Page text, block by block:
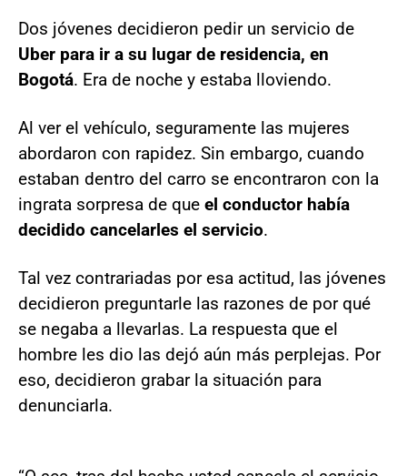
Dos jóvenes decidieron pedir un servicio de
Uber para ir a su lugar de residencia, en
Bogotá. Era de noche y estaba lloviendo.
Al ver el vehículo, seguramente las mujeres
abordaron con rapidez. Sin embargo, cuando
estaban dentro del carro se encontraron con la
ingrata sorpresa de que el conductor había
decidido cancelarles el servicio.
Tal vez contrariadas por esa actitud, las jóvenes
decidieron preguntarle las razones de por qué
se negaba a llevarlas. La respuesta que el
hombre les dio las dejó aún más perplejas. Por
eso, decidieron grabar la situación para
denunciarla.